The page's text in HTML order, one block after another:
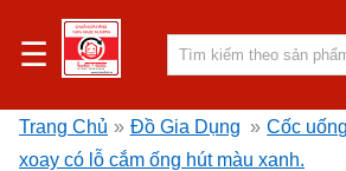
☰
Trang Chủ » Đồ Gia Dụng » Cốc
xoay có lỗ cắm ống hút màu xanh.